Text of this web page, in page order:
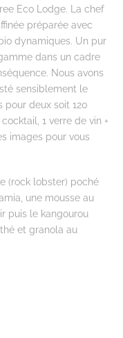
Eco Lodge. La chef
préparée avec
dynamiques. Un pur
dans un cadre
Nous avons
sensiblement le
deux soit 120
1 verre de vin +
images pour vous
(rock lobster) poché
une mousse au
puis le kangourou
et granola au